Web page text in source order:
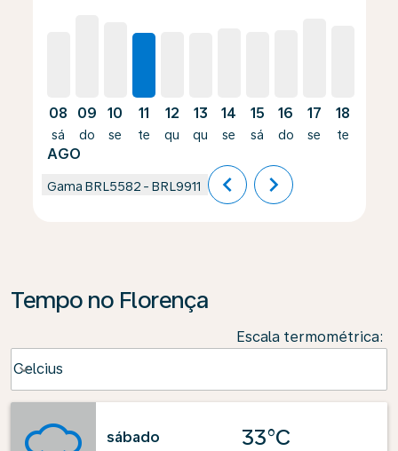
08
sá
AGO
09
do
10
se
11
te
12
qu
13
qu
14
se
15
sá
16
do
17
se
18
te
Gama BRL5582 - BRL9911 chevron_left chevron_right
Tempo no Florença
Escala termométrica:
Celcius
keyboard_arrow_down
sábado
33°C